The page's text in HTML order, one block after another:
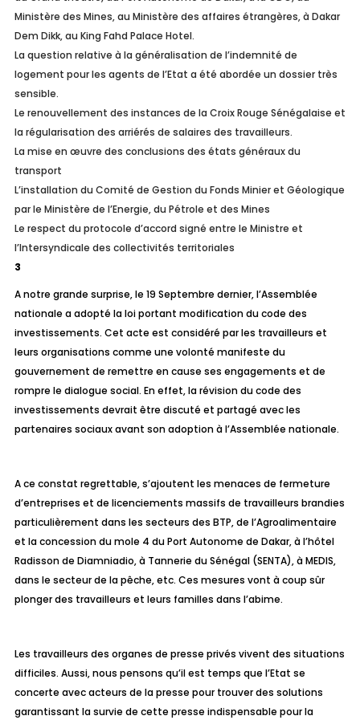
Ministère des Mines, au Ministère des affaires étrangères, à Dakar
Dem Dikk, au King Fahd Palace Hotel.
La question relative à la généralisation de l’indemnité de
logement pour les agents de l’Etat a été abordée un dossier très
sensible.
Le renouvellement des instances de la Croix Rouge Sénégalaise et
la régularisation des arriérés de salaires des travailleurs.
La mise en œuvre des conclusions des états généraux du
transport
L’installation du Comité de Gestion du Fonds Minier et Géologique
par le Ministère de l’Energie, du Pétrole et des Mines
Le respect du protocole d’accord signé entre le Ministre et
l’Intersyndicale des collectivités territoriales
3
A notre grande surprise, le 19 Septembre dernier, l’Assemblée
nationale a adopté la loi portant modification du code des
investissements. Cet acte est considéré par les travailleurs et
leurs organisations comme une volonté manifeste du
gouvernement de remettre en cause ses engagements et de
rompre le dialogue social. En effet, la révision du code des
investissements devrait être discuté et partagé avec les
partenaires sociaux avant son adoption à l’Assemblée nationale.
A ce constat regrettable, s’ajoutent les menaces de fermeture
d’entreprises et de licenciements massifs de travailleurs brandies
particulièrement dans les secteurs des BTP, de l’Agroalimentaire
et la concession du mole 4 du Port Autonome de Dakar, à l’hôtel
Radisson de Diamniadio, à Tannerie du Sénégal (SENTA), à MEDIS,
dans le secteur de la pêche, etc. Ces mesures vont à coup sûr
plonger des travailleurs et leurs familles dans l’abime.
Les travailleurs des organes de presse privés vivent des situations
difficiles. Aussi, nous pensons qu’il est temps que l’Etat se
concerte avec acteurs de la presse pour trouver des solutions
garantissant la survie de cette presse indispensable pour la